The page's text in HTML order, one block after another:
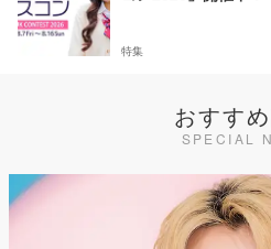
特集
おすす
SPECIAL